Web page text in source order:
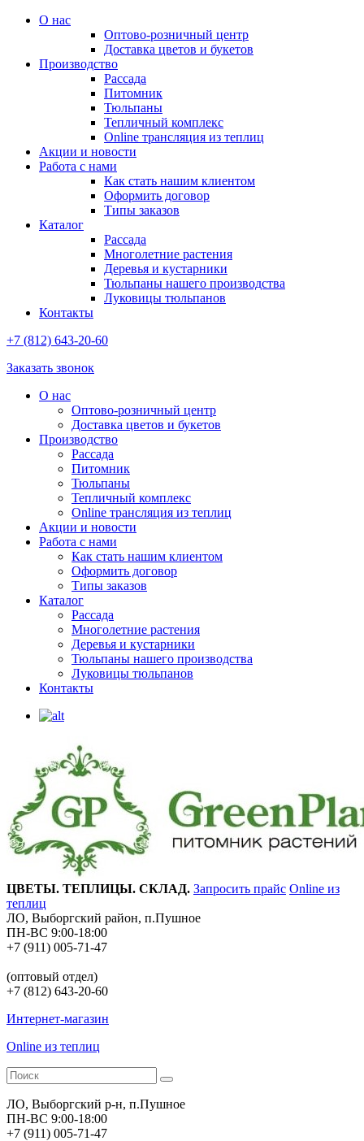
О нас
Оптово-розничный центр
Доставка цветов и букетов
Производство
Рассада
Питомник
Тюльпаны
Тепличный комплекс
Online трансляция из теплиц
Акции и новости
Работа с нами
Как стать нашим клиентом
Оформить договор
Типы заказов
Каталог
Рассада
Многолетние растения
Деревья и кустарники
Тюльпаны нашего производства
Луковицы тюльпанов
Контакты
+7 (812) 643-20-60
Заказать звонок
О нас
Оптово-розничный центр
Доставка цветов и букетов
Производство
Рассада
Питомник
Тюльпаны
Тепличный комплекс
Online трансляция из теплиц
Акции и новости
Работа с нами
Как стать нашим клиентом
Оформить договор
Типы заказов
Каталог
Рассада
Многолетние растения
Деревья и кустарники
Тюльпаны нашего производства
Луковицы тюльпанов
Контакты
ЦВЕТЫ. ТЕПЛИЦЫ. СКЛАД. Запросить прайс Online из
теплиц
ЛО, Выборгский район, п.Пушное
ПН-ВС 9:00-18:00
+7 (911) 005-71-47
(оптовый отдел)
+7 (812) 643-20-60
Интернет-магазин
Online из теплиц
ЛО, Выборгский р-н, п.Пушное
ПН-ВС 9:00-18:00
+7 (911) 005-71-47